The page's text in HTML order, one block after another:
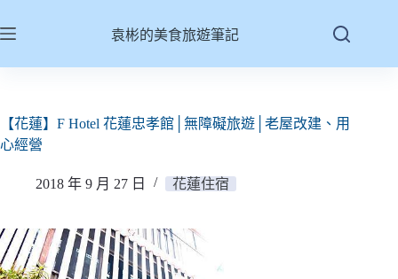
至
容
袁彬的美食旅遊筆記
【花蓮】F Hotel 花蓮忠孝館│無障礙旅遊│老屋改建、用
心經營
2018 年 9 月 27 日 花蓮住宿